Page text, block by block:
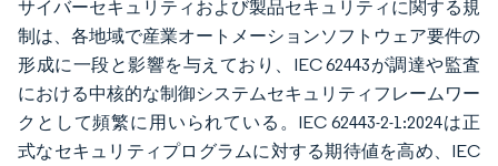
サイバーセキュリティおよび製品セキュリティに関する規
制は、各地域で産業オートメーションソフトウェア要件の
形成に一段と影響を与えており、IEC 62443が調達や監査
における中核的な制御システムセキュリティフレームワー
クとして頻繁に用いられている。IEC 62443-2-1:2024は正
式なセキュリティプログラムに対する期待値を高め、IEC